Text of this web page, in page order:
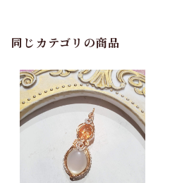
同じカテゴリの商品